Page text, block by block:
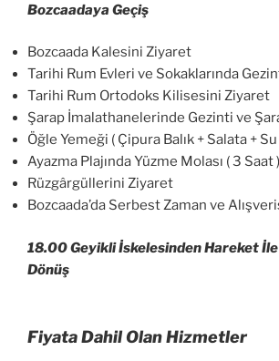
Bozcaadaya Geçiş
Bozcaada Kalesini Ziyaret
Tarihi Rum Evleri ve Sokaklarında
Tarihi Rum Ortodoks Kilisesini Ziyaret
Şarap İmalathanelerinde Gezinti ve
Öğle Yemeği ( Çipura Balık + Salata + Su
Ayazma Plajında Yüzme Molası ( 3 Saat )
Rüzgârgüllerini Ziyaret
Bozcaada’da Serbest Zaman ve
18.00 Geyikli İskelesinden Hareket
Dönüş
Fiyata Dahil Olan Hizmetler